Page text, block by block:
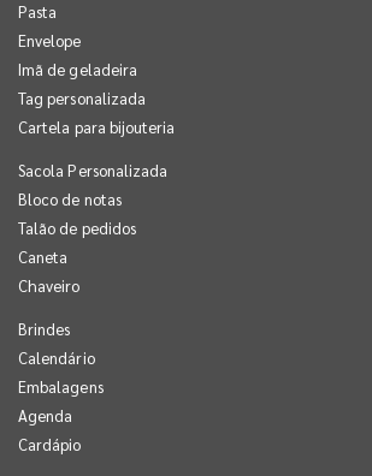
Pasta
Envelope
Imã de geladeira
Tag personalizada
Cartela para bijouteria
Sacola Personalizada
Bloco de notas
Talão de pedidos
Caneta
Chaveiro
Brindes
Calendário
Embalagens
Agenda
Cardápio